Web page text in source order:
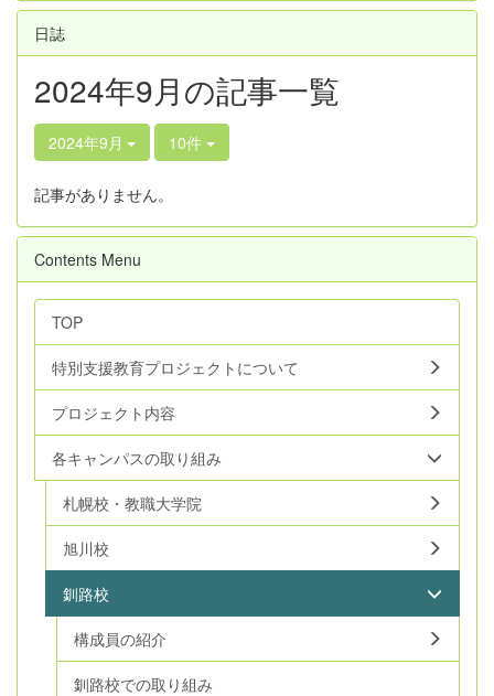
日誌
2024年9月の記事一覧
2024年9月 10件
記事がありません。
Contents Menu
TOP
特別支援教育プロジェクトについて
プロジェクト内容
各キャンパスの取り組み
札幌校・教職大学院
旭川校
釧路校
構成員の紹介
釧路校での取り組み